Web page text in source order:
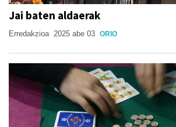
Jai baten aldaerak
Erredakzioa 2025 abe 03 ORIO